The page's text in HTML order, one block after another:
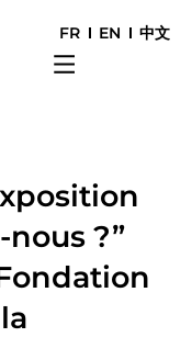
FR EN 中文
?”